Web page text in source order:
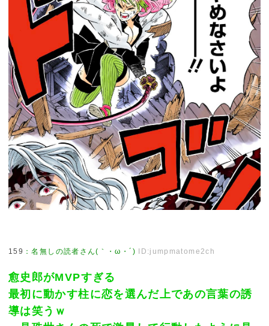
159 ：名無しの読者さん(｀・ω・´) ID:jumpmatome2ch
愈史郎がMVPすぎる
最初に動かす柱に恋を選んだ上であの言葉の誘
導は笑うｗ